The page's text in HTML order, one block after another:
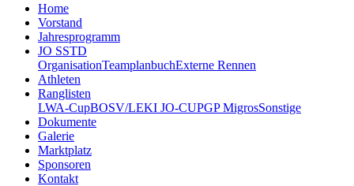
Home
Vorstand
Jahresprogramm
JO SSTD
OrganisationTeamplanbuchExterne Rennen
Athleten
Ranglisten
LWA-CupBOSV/LEKI JO-CUPGP MigrosSonstige
Dokumente
Galerie
Marktplatz
Sponsoren
Kontakt